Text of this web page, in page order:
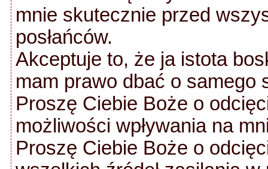
mnie skutecznie przed
posłańców.
Akceptuje to, że ja istota
mam prawo dbać o samego
Proszę Ciebie Boże o
możliwości wpływania na
Proszę Ciebie Boże o